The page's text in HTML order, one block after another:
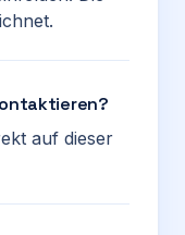
auf dieser